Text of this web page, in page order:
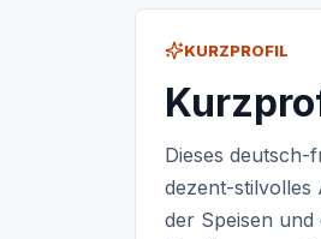
KURZPROFIL
Dieses deutsch-
dezent-stilvolles
der Speisen